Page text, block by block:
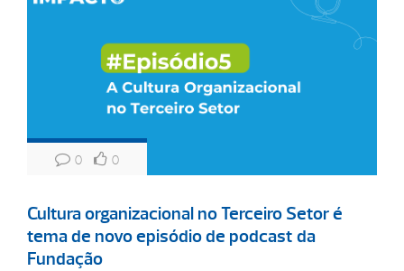
0 0
Cultura organizacional no Terceiro Setor é
tema de novo episódio de podcast da
Fundação